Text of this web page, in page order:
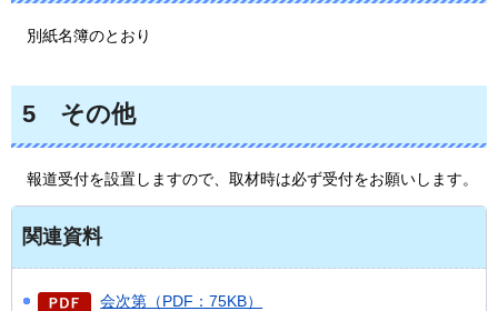
別紙名簿のとおり
5 その他
報道受付を設置しますので、取材時は必ず受付をお願いします。
関連資料
会次第（PDF：75KB）